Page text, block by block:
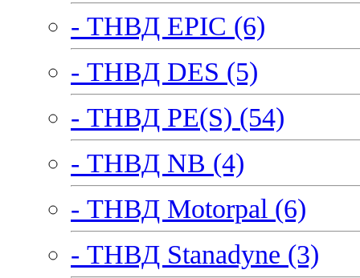
- ТНВД EPIC (6)
- ТНВД DES (5)
- ТНВД PE(S) (54)
- ТНВД NB (4)
- ТНВД Motorpal (6)
- ТНВД Stanadyne (3)